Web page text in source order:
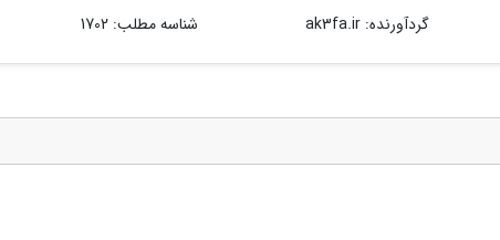
گردآورنده:ak3fa.ir شناسه مطلب: 1702